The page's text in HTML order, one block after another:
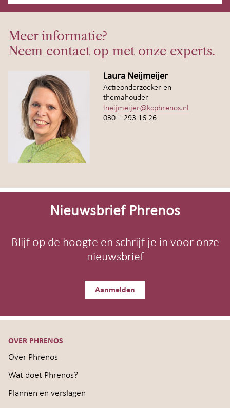
Meer informatie?
Neem contact op met onze experts.
Laura Neijmeijer
Actieonderzoeker en
themahouder
lneijmeijer@kcphrenos.nl
030 – 293 16 26
Site-
Nieuwsbrief Phrenos
Blijf op de hoogte en schrijf je in voor onze
nieuwsbrief
Aanmelden
OVER PHRENOS
Over Phrenos
Wat doet Phrenos?
Plannen en verslagen